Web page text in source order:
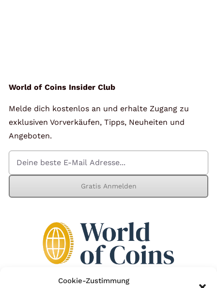
Cookie-Zustimmung
World of Coins Insider Club
Melde dich kostenlos an und erhalte Zugang zu
exklusiven Vorverkäufen, Tipps, Neuheiten und
Angeboten.
Gratis Anmelden